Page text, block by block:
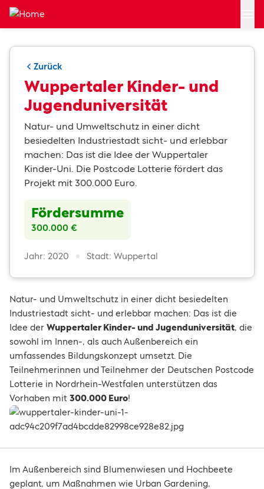
Zum Hauptinhalt springen
Zurück
Wuppertaler Kinder- und
Jugenduniversität
Natur- und Umweltschutz in einer dicht
besiedelten Industriestadt sicht- und erlebbar
machen: Das ist die Idee der Wuppertaler
Kinder-Uni. Die Postcode Lotterie fördert das
Projekt mit 300.000 Euro.
Fördersumme
300.000 €
Jahr: 2020 Stadt: Wuppertal
Natur- und Umweltschutz in einer dicht besiedelten
Industriestadt sicht- und erlebbar machen: Das ist die
Idee der Wuppertaler Kinder- und Jugenduniversität, die
sowohl im Innen-, als auch Außenbereich ein
umfassendes Bildungskonzept umsetzt. Die
Teilnehmerinnen und Teilnehmer der Deutschen Postcode
Lotterie in Nordrhein-Westfalen unterstützen das
Vorhaben mit 300.000 Euro!
Im Außenbereich sind Blumenwiesen und Hochbeete
geplant, um Maßnahmen wie Urban Gardening,